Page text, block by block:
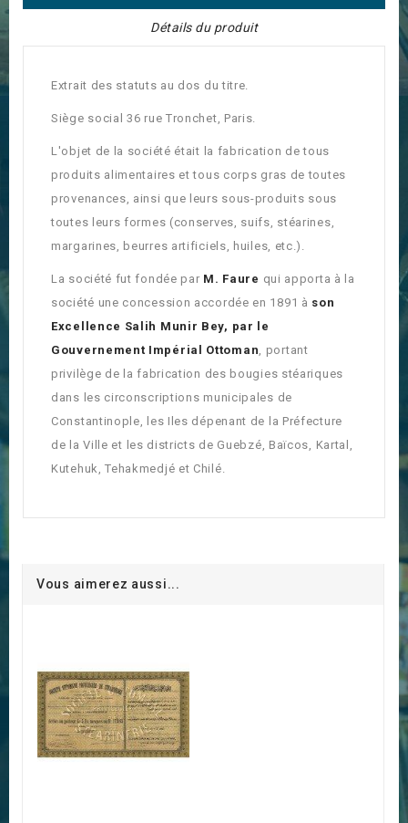
Détails du produit
Extrait des statuts au dos du titre.
Siège social 36 rue Tronchet, Paris.
L'objet de la société était la fabrication de tous
produits alimentaires et tous corps gras de toutes
provenances, ainsi que leurs sous-produits sous
toutes leurs formes (conserves, suifs, stéarines,
margarines, beurres artificiels, huiles, etc.).
La société fut fondée par M. Faure qui apporta à la
société une concession accordée en 1891 à son
Excellence Salih Munir Bey, par le
Gouvernement Impérial Ottoman, portant
privilège de la fabrication des bougies stéariques
dans les circonscriptions municipales de
Constantinople, les Iles dépenant de la Préfecture
de la Ville et les districts de Guebzé, Baïcos, Kartal,
Kutehuk, Tehakmedjé et Chilé.
Vous aimerez aussi...